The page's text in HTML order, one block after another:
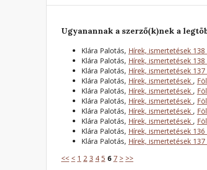
Ugyanannak a szerző(k)nek a
Klára Palotás, Hírek, ismertetések
Klára Palotás, Hírek, ismertetések
Klára Palotás, Hírek, ismertetések
Klára Palotás, Hírek, ismertetések ,
Klára Palotás, Hírek, ismertetések ,
Klára Palotás, Hírek, ismertetések ,
Klára Palotás, Hírek, ismertetések ,
Klára Palotás, Hírek, ismertetések ,
Klára Palotás, Hírek, ismertetések
Klára Palotás, Hírek, ismertetések
<< < 1 2 3 4 5 6 7 > >>